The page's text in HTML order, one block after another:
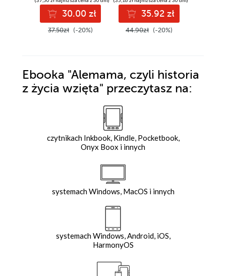
30.00 zł
37.50zł (-20%)
35.92 zł
44.90zł (-20%)
Ebooka "Alemama, czyli historia
z życia wzięta" przeczytasz na:
czytnikach Inkbook, Kindle, Pocketbook,
Onyx Boox i innych
systemach Windows, MacOS i innych
systemach Windows, Android, iOS,
HarmonyOS